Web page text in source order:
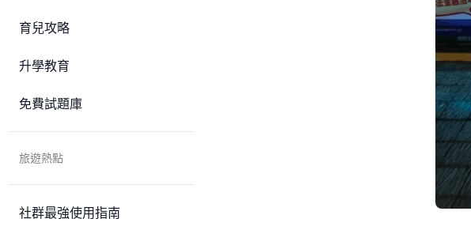
育兒攻略
升學教育
免費試題庫
旅遊熱點
社群最強使用指南